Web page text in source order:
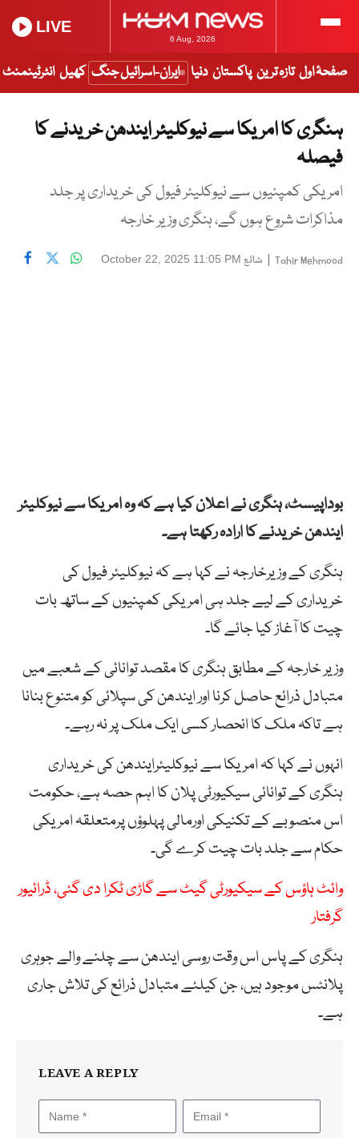
6 Aug, 2026
LIVE
صفحۂ اول تازہ ترین پاکستان دنیا ایران-اسرائیل جنگ کھیل انٹرٹینمنٹ
ہنگری کا امریکا سے نیوکلیئر ایندھن خریدنے کا
فیصلہ
امریکی کمپنیوں سے نیوکلیئر فیول کی خریداری پر جلد
مذاکرات شروع ہوں گے، ہنگری وزیر خارجہ
Tahir Mehmood
| شائع October 22, 2025 11:05 PM
بوداپیسٹ، ہنگری نے اعلان کیا ہے کہ وہ امریکا سے نیوکلیئر
ایندھن خریدنے کا ارادہ رکھتا ہے۔
ہنگری کے وزیرخارجہ نے کہا ہے کہ نیوکلیئر فیول کی
خریداری کے لیے جلد ہی امریکی کمپنیوں کے ساتھ بات
چیت کا آغاز کیا جائے گا۔
وزیر خارجہ کے مطابق ہنگری کا مقصد توانائی کے شعبے میں
متبادل ذرائع حاصل کرنا اور ایندھن کی سپلائی کو متنوع بنانا
ہے تاکہ ملک کا انحصار کسی ایک ملک پر نہ رہے۔
انہوں نے کہا کہ امریکا سے نیوکلیئرایندھن کی خریداری
ہنگری کے توانائی سیکیورٹی پلان کا اہم حصہ ہے، حکومت
اس منصوبے کے تکنیکی اورمالی پہلوؤں پرمتعلقہ امریکی
حکام سے جلد بات چیت کرے گی۔
وائٹ ہاؤس کے سیکیورٹی گیٹ سے گاڑی ٹکرا دی گئی، ڈرائیور
گرفتار
ہنگری کے پاس اس وقت روسی ایندھن سے چلنے والے جوہری
پلانٹس موجود ہیں، جن کیلئے متبادل ذرائع کی تلاش جاری
ہے۔
LEAVE A REPLY